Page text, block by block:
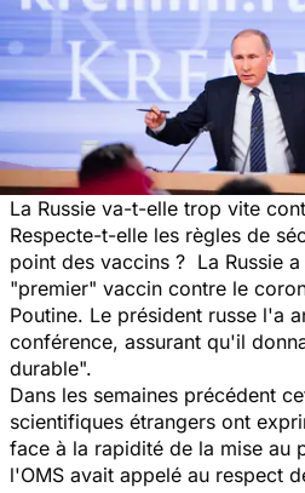
La Russie va-t-elle trop vite
Respecte-t-elle les règles de
point des vaccins ? La Russie
"premier" vaccin contre le
Poutine. Le président russe l'a
conférence, assurant qu'il
durable".
Dans les semaines précédent
scientifiques étrangers ont
face à la rapidité de la mise au
l'OMS avait appelé au respect